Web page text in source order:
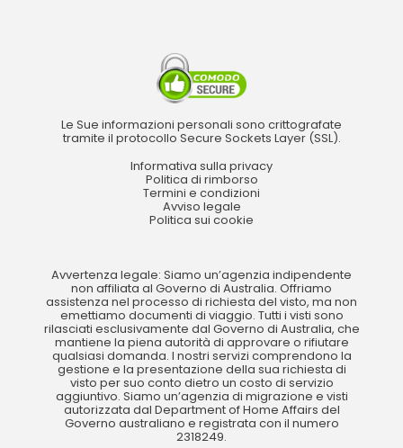
Le Sue informazioni personali sono crittografate
tramite il protocollo Secure Sockets Layer (SSL).
Informativa sulla privacy
Politica di rimborso
Termini e condizioni
Avviso legale
Politica sui cookie
Avvertenza legale: Siamo un’agenzia indipendente
non affiliata al Governo di Australia. Offriamo
assistenza nel processo di richiesta del visto, ma non
emettiamo documenti di viaggio. Tutti i visti sono
rilasciati esclusivamente dal Governo di Australia, che
mantiene la piena autorità di approvare o rifiutare
qualsiasi domanda. I nostri servizi comprendono la
gestione e la presentazione della sua richiesta di
visto per suo conto dietro un costo di servizio
aggiuntivo. Siamo un’agenzia di migrazione e visti
autorizzata dal Department of Home Affairs del
Governo australiano e registrata con il numero
2318249.